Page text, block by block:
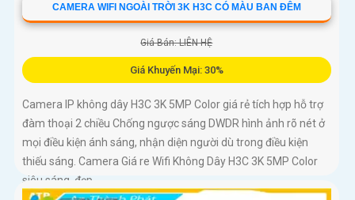
CAMERA WIFI NGOÀI TRỜI 3K H3C CÓ MÀU BAN ĐÊM
Giá Bán: LIÊN HỆ
Giá Khuyến Mại: 30%
Camera IP không dây H3C 3K 5MP Color giá rẻ tích hợp hỗ trợ
đàm thoại 2 chiều Chống ngược sáng DWDR hình ảnh rõ nét ở
mọi điều kiện ánh sáng, nhận diện người dù trong điều kiện
thiếu sáng. Camera Giá re Wifi Không Dây H3C 3K 5MP Color
siêu sáng, đẹp